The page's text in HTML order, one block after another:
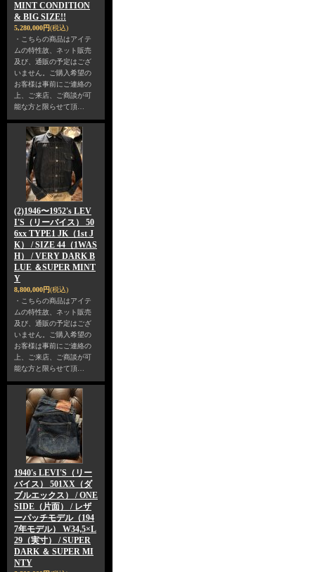
MINT CONDITION
& BIG SIZE!!
5,280,000円(税込)
・こちらの商品はアイテ
ムの特性故、ネット販売
及び、通販の予定はござ
いません。ご購入希望の
お客様は事前にご連絡の
上、ご来店、ご商談が可
能な方と限らせて頂…
(2)1946〜1952's LEV
I'S（リーバイス） 50
6xx TYPE1 JK（1st J
K） / SIZE 44（1WAS
H） / VERY DARK B
LUE ＆SUPER MINT
Y
8,800,000円(税込)
・こちらの商品はアイテ
ムの特性故、ネット販売
及び、通販の予定はござ
いません。ご購入希望の
お客様は事前にご連絡の
上、ご来店、ご商談が可
能な方と限らせて頂…
1940's LEVI'S（リー
バイス） 501XX（ダ
ブルエックス） / ONE
SIDE（片面） / レザ
ーパッチモデル（194
7年モデル） W34,5×L
29（実寸） / SUPER
DARK ＆ SUPER MI
NTY